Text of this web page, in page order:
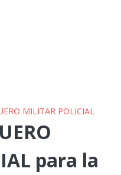
MILITAR POLICIAL
para la